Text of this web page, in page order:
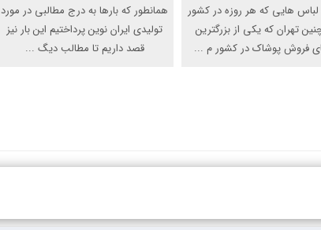
لباس هایی که هر روزه در کشور
تهران که یکی از بزرگترین
فروش پوشاک در کشور م ...
همانطور که بارها به درج مطالبی در مورد
تولیدی ایران نوین پرداختیم این بار نیز
قصد داریم تا مطالب دیگ ...